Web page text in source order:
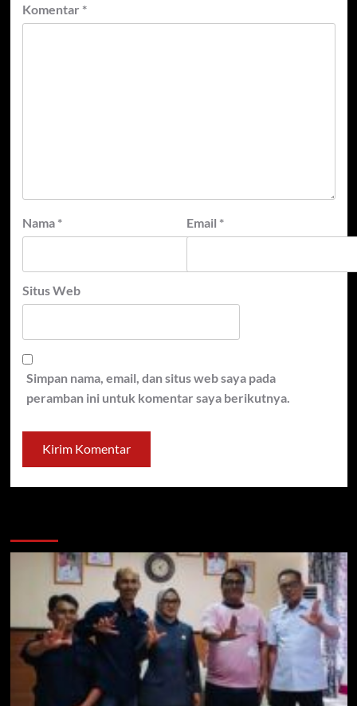
Komentar *
Nama * Email *
Situs Web
Simpan nama, email, dan situs web saya pada
peramban ini untuk komentar saya berikutnya.